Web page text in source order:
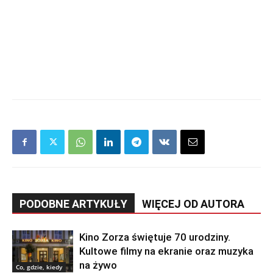
PODOBNE ARTYKUŁY WIĘCEJ OD AUTORA
Co, gdzie, kiedy
Kino Zorza świętuje 70 urodziny.
Kultowe filmy na ekranie oraz muzyka
na żywo